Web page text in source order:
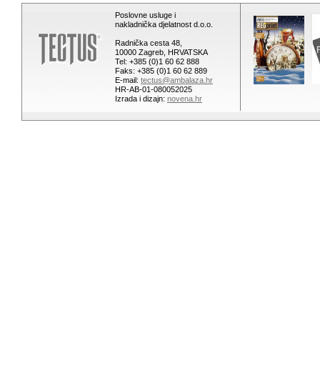
Poslovne usluge i
nakladnička djelatnost d.o.o.
Radnička cesta 48,
10000 Zagreb, HRVATSKA
Tel: +385 (0)1 60 62 888
Faks: +385 (0)1 60 62 889
E-mail: tectus@ambalaza.hr
HR-AB-01-080052025
Izrada i dizajn: novena.hr